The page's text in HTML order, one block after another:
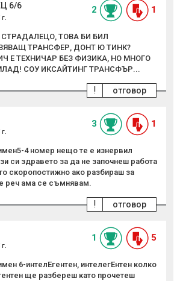
6/6 2 1
ТОВА БИ БИЛ
ТРАНСФЕР, ДОНТ Ю ТИНК?
Е ТЕХНИЧАР БЕЗ ФИЗИКА, НО МНОГО
СОУ ИКСАЙТИНГ ТРАНСФЪР...
отговор
!
3 1
4 номер нещо те е изнервил
си здравето за да не започнеш работа
скоропостижно ако разбираш за
реч ама се съмнявам.
отговор
!
1 5
6-интелЕгентен, интелегЕнтен колко
ще разбереш като прочетеш